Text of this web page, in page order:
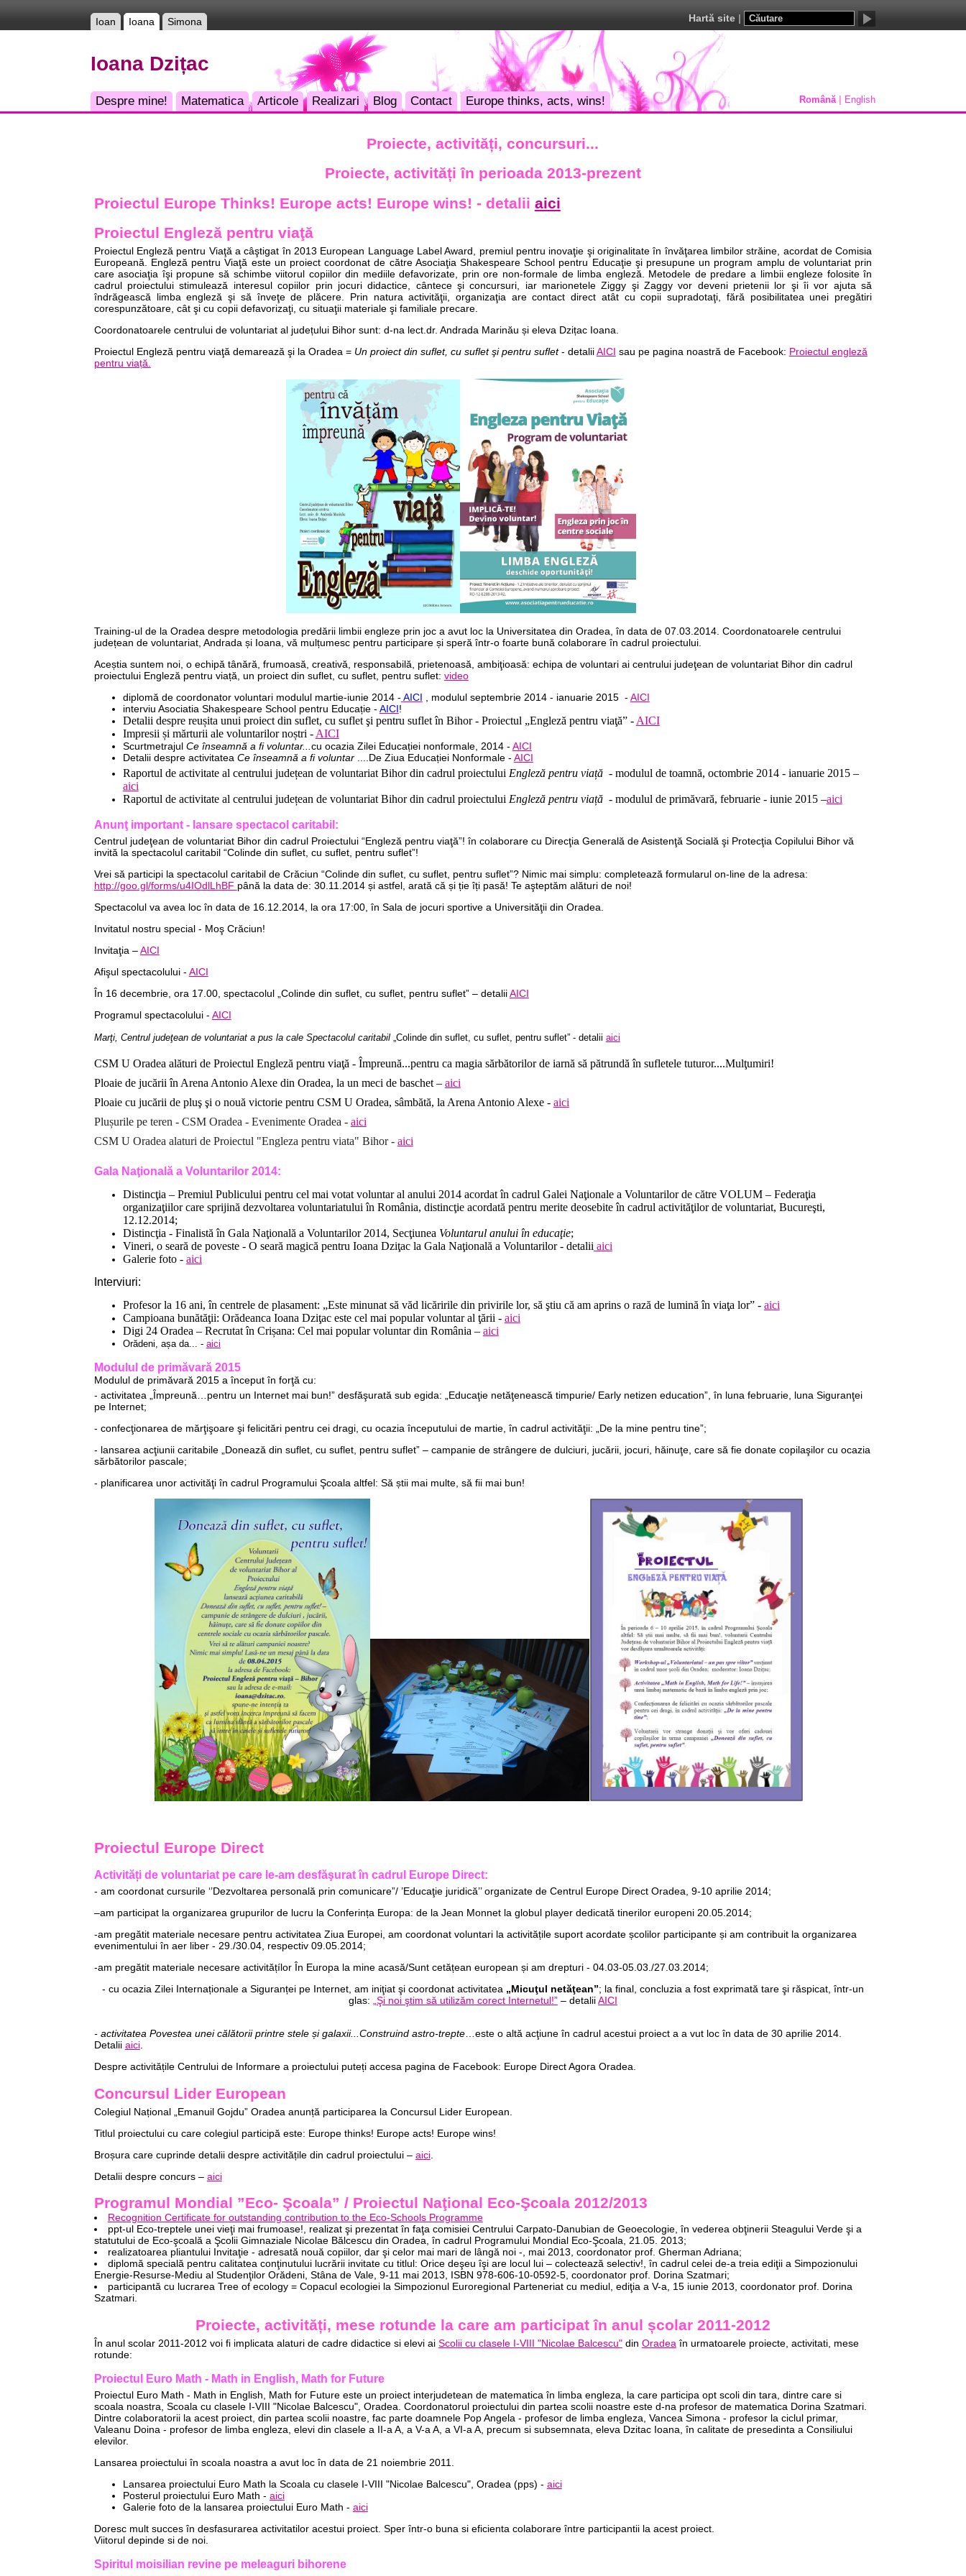
Ioan Ioana Simona Hartă site
Ioana Dzițac
Română English
Despre mine! Matematica Articole Realizari Blog Contact Europe thinks, acts, wins!
Proiecte, activități, concursuri...
Proiecte, activități în perioada 2013-prezent
Proiectul Europe Thinks! Europe acts! Europe wins! - detalii aici
Proiectul Engleză pentru viaţă
Proiectul Engleză pentru Viaţă a câştigat în 2013 European Language Label Award, premiul pentru inovaţie şi originalitate în învăţarea limbilor străine, acordat de Comisia
Europeană. Engleză pentru Viaţă este un proiect coordonat de către Asociaţia Shakespeare School pentru Educaţie şi presupune un program amplu de voluntariat prin
care asociaţia îşi propune să schimbe viitorul copiilor din mediile defavorizate, prin ore non-formale de limba engleză. Metodele de predare a limbii engleze folosite în
cadrul proiectului stimulează interesul copiilor prin jocuri didactice, cântece şi concursuri, iar marionetele Ziggy şi Zaggy vor deveni prietenii lor şi îi vor ajuta să
îndrăgească limba engleză şi să înveţe de plăcere. Prin natura activităţii, organizaţia are contact direct atât cu copii supradotaţi, fără posibilitatea unei pregătiri
corespunzătoare, cât şi cu copii defavorizaţi, cu situaţii materiale şi familiale precare.
Coordonatoarele centrului de voluntariat al județului Bihor sunt: d-na lect.dr. Andrada Marinău și eleva Dzițac Ioana.
Proiectul Engleză pentru viaţă demarează şi la Oradea = Un proiect din suflet, cu suflet şi pentru suflet- detaliiAICI sau pe pagina noastră de Facebook: Proiectul engleză
pentru viață.
Training-ul de la Oradea despre metodologia predării limbii engleze prin joc a avut loc la Universitatea din Oradea, în data de 07.03.2014. Coordonatoarele centrului
județean de voluntariat, Andrada și Ioana, vă mulțumesc pentru participare și speră într-o foarte bună colaborare în cadrul proiectului.
Aceștia suntem noi, o echipă tânără, frumoasă, creativă, responsabilă, prietenoasă, ambiţioasă: echipa de voluntari ai centrului judeţean de voluntariat Bihor din cadrul
proiectului Engleză pentru viață, un proiect din suflet, cu suflet, pentru suflet: video
diplomă de coordonator voluntari modulul martie-iunie 2014 - AICI , modulul septembrie 2014 - ianuarie 2015 - AICI
interviu Asociatia Shakespeare School pentru Educație - AICI!
Detalii despre reușita unui proiect din suflet, cu suflet şi pentru suflet în Bihor - Proiectul „Engleză pentru viaţă” - AICI
Impresii și mărturii ale voluntarilor noștri - AICI
Scurtmetrajul Ce înseamnă a fi voluntar...cu ocazia Zilei Educației nonformale, 2014 - AICI
Detalii despre activitatea Ce înseamnă a fi voluntar....De Ziua Educației Nonformale - AICI
Raportul de activitate al centrului județean de voluntariat Bihor din cadrul proiectului Engleză pentru viață - modulul de toamnă, octombrie 2014 - ianuarie 2015 –
aici
Raportul de activitate al centrului județean de voluntariat Bihor din cadrul proiectului Engleză pentru viață - modulul de primăvară, februarie - iunie 2015 –aici
Anunţ important - lansare spectacol caritabil:
Centrul judeţean de voluntariat Bihor din cadrul Proiectului “Engleză pentru viaţă”! în colaborare cu Direcţia Generală de Asistenţă Socială şi Protecţia Copilului Bihor vă
invită la spectacolul caritabil “Colinde din suflet, cu suflet, pentru suflet”!
Vrei să participi la spectacolul caritabil de Crăciun “Colinde din suflet, cu suflet, pentru suflet”? Nimic mai simplu: completează formularul on-line de la adresa:
http://goo.gl/forms/u4IOdlLhBF până la data de: 30.11.2014 și astfel, arată că și ție îți pasă! Te aşteptăm alături de noi!
Spectacolul va avea loc în data de 16.12.2014, la ora 17:00, în Sala de jocuri sportive a Universităţii din Oradea.
Invitatul nostru special - Moş Crăciun!
Invitaţia –AICI
Afişul spectacolului - AICI
În 16 decembrie, ora 17.00, spectacolul „Colinde din suflet, cu suflet, pentru suflet” – detaliiAICI
Programul spectacolului - AICI
Marţi, Centrul judeţean de voluntariat a pus la cale Spectacolul caritabil„Colinde din suflet, cu suflet, pentru suflet” - detalii aici
CSM U Oradea alături de Proiectul Engleză pentru viaţă - Împreună...pentru ca magia sărbătorilor de iarnă să pătrundă în sufletele tuturor....Mulţumiri!
Ploaie de jucării în Arena Antonio Alexe din Oradea, la un meci de baschet – aici
Ploaie cu jucării de pluş şi o nouă victorie pentru CSM U Oradea, sâmbătă, la Arena Antonio Alexe - aici
Plușurile pe teren - CSM Oradea - Evenimente Oradea - aici
CSM U Oradea alaturi de Proiectul "Engleza pentru viata" Bihor - aici
Gala Naţională a Voluntarilor 2014:
Distincţia – Premiul Publicului pentru cel mai votat voluntar al anului 2014 acordat în cadrul Galei Naţionale a Voluntarilor de către VOLUM – Federaţia
organizaţiilor care sprijină dezvoltarea voluntariatului în România, distincţie acordată pentru merite deosebite în cadrul activităţilor de voluntariat, Bucureşti,
12.12.2014;
Distincţia - Finalistă în Gala Naţională a Voluntarilor 2014, Secţiunea Voluntarul anului în educaţie;
Vineri, o seară de poveste - O seară magică pentru Ioana Dziţac la Gala Naţională a Voluntarilor- detalii aici
Galerie foto - aici
Interviuri:
Profesor la 16 ani, în centrele de plasament: „Este minunat să văd licăririle din privirile lor, să ştiu că am aprins o rază de lumină în viaţa lor”- aici
Campioana bunătăţii: Orădeanca Ioana Dziţac este cel mai popular voluntar al ţării - aici
Digi 24 Oradea – Recrutat în Crișana: Cel mai popular voluntar din România – aici
Orădeni, așa da... - aici
Modulul de primăvară 2015
Modulul de primăvară 2015 a început în forţă cu:
- activitatea „Împreună…pentru un Internet mai bun!” desfăşurată sub egida: „Educaţie netăţenească timpurie/ Early netizen education”, în luna februarie, luna Siguranţei
pe Internet;
- confecţionarea de mărţişoare şi felicitări pentru cei dragi, cu ocazia începutului de martie, în cadrul activităţii: „De la mine pentru tine”;
- lansarea acţiunii caritabile „Donează din suflet, cu suflet, pentru suflet” – campanie de strângere de dulciuri, jucării, jocuri, hăinuţe, care să fie donate copilaşilor cu ocazia
sărbătorilor pascale;
- planificarea unor activităţi în cadrul Programului Şcoala altfel: Să știi mai multe, să fii mai bun!
Proiectul Europe Direct
Activități de voluntariat pe care le-am desfăşurat în cadrul Europe Direct:
- am coordonat cursurile ‘’Dezvoltarea personală prin comunicare”/ ’Educaţie juridică’’ organizate de Centrul Europe Direct Oradea, 9-10 aprilie 2014;
–am participat la organizarea grupurilor de lucru la Conferința Europa: de la Jean Monnet la globul player dedicată tinerilor europeni 20.05.2014;
-am pregătit materiale necesare pentru activitatea Ziua Europei, am coordonat voluntari la activitățile suport acordate școlilor participante și am contribuit la organizarea
evenimentului în aer liber - 29./30.04, respectiv 09.05.2014;
-am pregătit materiale necesare activitățílor În Europa la mine acasă/Sunt cetățean european și am drepturi - 04.03-05.03./27.03.2014;
- cu ocazia Zilei Internaționale a Siguranței pe Internet, am iniţiat şi coordonat activitatea„Micuţul netăţean”; la final, concluzia a fost exprimată tare şi răspicat, într-un
glas: „Şi noi ştim să utilizăm corect Internetul!”– detaliiAICI
- activitatea Povestea unei călătorii printre stele și galaxii...Construind astro-trepte…este o altă acţiune în cadrul acestui proiect a a vut loc în data de 30 aprilie 2014.
Detalii aici.
Despre activitățile Centrului de Informare a proiectului puteți accesa pagina de Facebook: Europe Direct Agora Oradea.
Concursul Lider European
Colegiul Național „Emanuil Gojdu” Oradea anunță participarea la Concursul Lider European.
Titlul proiectului cu care colegiul participă este: Europe thinks! Europe acts! Europe wins!
Broșura care cuprinde detalii despre activitățile din cadrul proiectului – aici.
Detalii despre concurs – aici
Programul Mondial ”Eco- Şcoala” / Proiectul Naţional Eco-Şcoala 2012/2013
Recognition Certificate for outstanding contribution to the Eco-Schools Programme
ppt-ul Eco-treptele unei vieţi mai frumoase!, realizat şi prezentat în faţa comisiei Centrului Carpato-Danubian de Geoecologie, în vederea obţinerii Steagului Verde şi a
statutului de Eco-şcoală a Şcolii Gimnaziale Nicolae Bălcescu din Oradea, în cadrul Programului Mondial Eco-Şcoala, 21.05. 2013;
realizatoarea pliantului Invitaţie - adresată nouă copiilor, dar şi celor mai mari de lângă noi -, mai 2013, coordonator prof. Gherman Adriana;
diplomă specială pentru calitatea conţinutului lucrării invitate cu titlul: Orice deşeu îşi are locul lui – colectează selectiv!, în cadrul celei de-a treia ediţii a Simpozionului
Energie-Resurse-Mediu al Studenţilor Orădeni, Stâna de Vale, 9-11 mai 2013, ISBN 978-606-10-0592-5, coordonator prof. Dorina Szatmari;
participantă cu lucrarea Tree of ecology = Copacul ecologiei la Simpozionul Euroregional Parteneriat cu mediul, ediţia a V-a, 15 iunie 2013, coordonator prof. Dorina
Szatmari.
Proiecte, activități, mese rotunde la care am participat în anul școlar 2011-2012
În anul scolar 2011-2012 voi fi implicata alaturi de cadre didactice si elevi ai Scolii cu clasele I-VIII "Nicolae Balcescu"din Oradea în urmatoarele proiecte, activitati, mese
rotunde:
Proiectul Euro Math - Math in English, Math for Future
Proiectul Euro Math - Math in English, Math for Future este un proiect interjudetean de matematica în limba engleza, la care participa opt scoli din tara, dintre care si
scoala noastra, Scoala cu clasele I-VIII "Nicolae Balcescu", Oradea. Coordonatorul proiectului din partea scolii noastre este d-na profesor de matematica Dorina Szatmari.
Dintre colaboratorii la acest proiect, din partea scolii noastre, fac parte doamnele Pop Angela - profesor de limba engleza, Vancea Simona - profesor la ciclul primar,
Valeanu Doina - profesor de limba engleza, elevi din clasele a II-a A, a V-a A, a VI-a A, precum si subsemnata, eleva Dzitac Ioana, în calitate de presedinta a Consiliului
elevilor.
Lansarea proiectului în scoala noastra a avut loc în data de 21 noiembrie 2011.
Lansarea proiectului Euro Math la Scoala cu clasele I-VIII "Nicolae Balcescu", Oradea (pps) - aici
Posterul proiectului Euro Math - aici
Galerie foto de la lansarea proiectului Euro Math - aici
Doresc mult succes în desfasurarea activitatilor acestui proiect. Sper într-o buna si eficienta colaborare între participantii la acest proiect.
Viitorul depinde si de noi.
Spiritul moisilian revine pe meleaguri bihorene